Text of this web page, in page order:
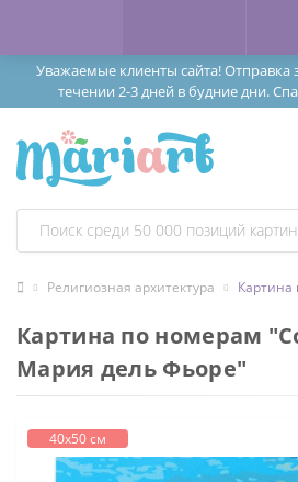
Уважаемые клиенты сайта! Отправка
течении 2-3 дней в будние дни.
Религиозная архитектура
Картина по номерам
Мария дель Фьоре"
40х50 см